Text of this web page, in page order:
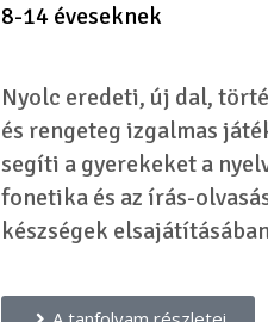
8-14 éveseknek
Nyolc eredeti, új dal,
és rengeteg izgalmas
segíti a gyerekeket a
fonetika és az írás-
készségek